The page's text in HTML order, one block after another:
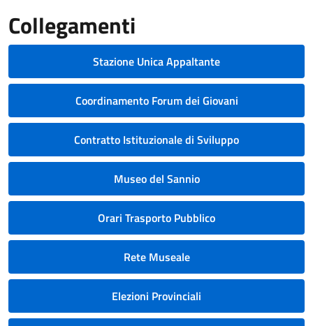
Collegamenti
Stazione Unica Appaltante
Coordinamento Forum dei Giovani
Contratto Istituzionale di Sviluppo
Museo del Sannio
Orari Trasporto Pubblico
Rete Museale
Elezioni Provinciali